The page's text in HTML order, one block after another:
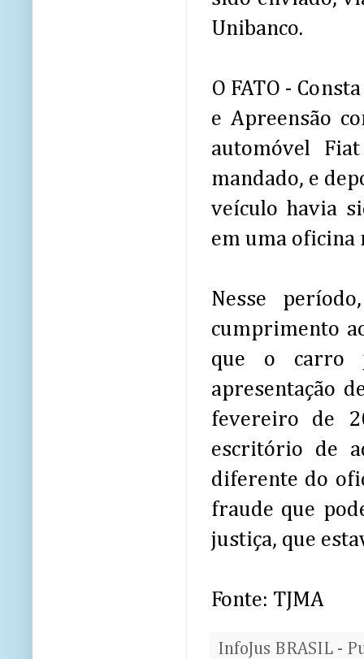
Unibanco.
O FATO -
e Apreensão
automóvel
mandado, e
veículo havia
em uma oficina
Nesse
cumprimento
que o carro
apresentação
fevereiro de
escritório de
diferente do
fraude que
justiça, que
Fonte: TJMA
InfoJus BRASIL -